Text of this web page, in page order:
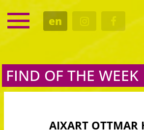
en
SERVICE
DATES
FIND OF THE WEEK
AIXART OTTMAR